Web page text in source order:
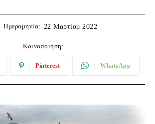
Ημερομηνία: 22 Μαρτίου 2022
Κοινοποιήση:
Pinterest WhatsApp